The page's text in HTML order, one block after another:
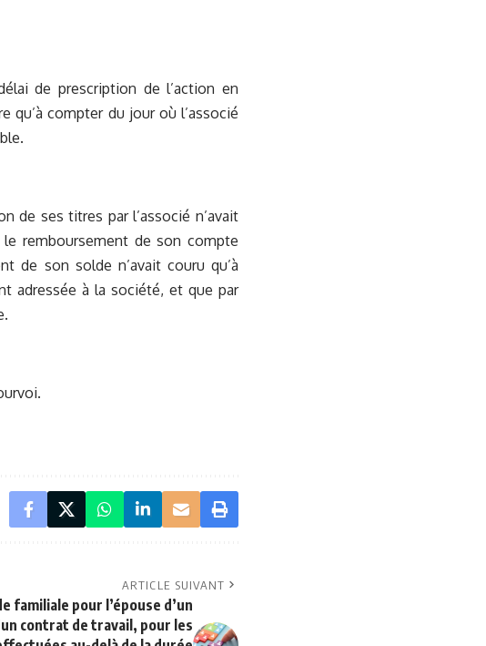
de prescription de l’action en
qu’à compter du jour où l’associé
de ses titres par l’associé n’avait
remboursement de son compte
de son solde n’avait couru qu’à
adressée à la société, et que par
ARTICLE SUIVANT
familiale pour l’épouse d’un
contrat de travail, pour les